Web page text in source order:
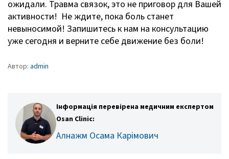
ожидали. Травма связок, это не приговор для Вашей
активности! Не ждите, пока боль станет
невыносимой! Запишитесь к нам на консультацию
уже сегодня и верните себе движение без боли!
Автор: admin
Інформація перевірена медичним експертом
Osan Clinic:
Алнажм Осама Карімович